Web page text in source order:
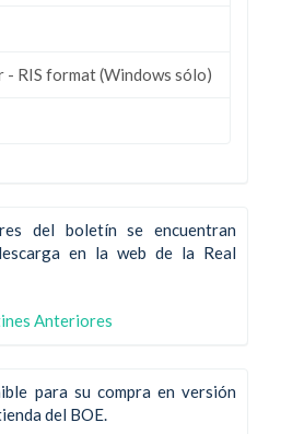
- RIS format (Windows sólo)
del boletín se encuentran
en la web de la Real
Anteriores
para su compra en versión
del BOE.